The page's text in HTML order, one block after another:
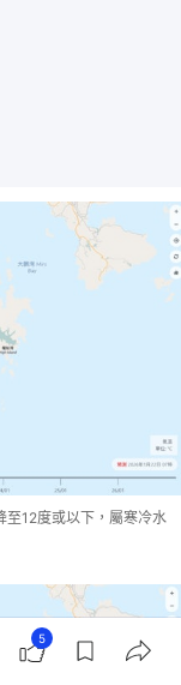
至12度或以下，屬寒冷水
5